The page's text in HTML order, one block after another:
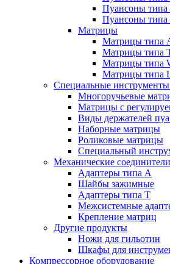
Пуансоны типа
Пуансоны типа
Матрицы
Матрицы типа
Матрицы типа
Матрицы типа
Матрицы типа
Специальные
Многоручьевые
Матрицы с
Виды держателей
Наборные матрицы
Роликовые матрицы
Специальный
Механические
Адаптеры типа A
Шайбы зажимные
Адаптеры типа T
Межсистемные
Крепление матриц
Другие продукты
Ножи для гильотин
Шкафы для
Компрессорное оборудование